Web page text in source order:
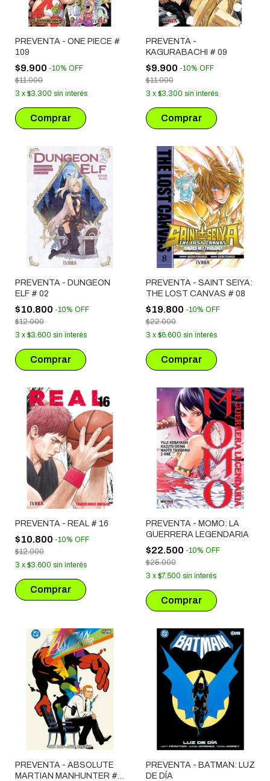
PREVENTA - ONE PIECE #
109
$9.900 -10% OFF
$11.000
3 x $3.300 sin interés
PREVENTA -
KAGURABACHI # 09
$9.900 -10% OFF
$11.000
3 x $3.300 sin interés
PREVENTA - DUNGEON
ELF # 02
$10.800 -10% OFF
$12.000
3 x $3.600 sin interés
PREVENTA - SAINT SEIYA:
THE LOST CANVAS # 08
$19.800 -10% OFF
$22.000
3 x $6.600 sin interés
PREVENTA - REAL # 16
$10.800 -10% OFF
$12.000
3 x $3.600 sin interés
PREVENTA - MOMO: LA
GUERRERA LEGENDARIA
$22.500 -10% OFF
$25.000
3 x $7.500 sin interés
PREVENTA - ABSOLUTE
MARTIAN MANHUNTER #
PREVENTA - BATMAN: LUZ
DE DÍA